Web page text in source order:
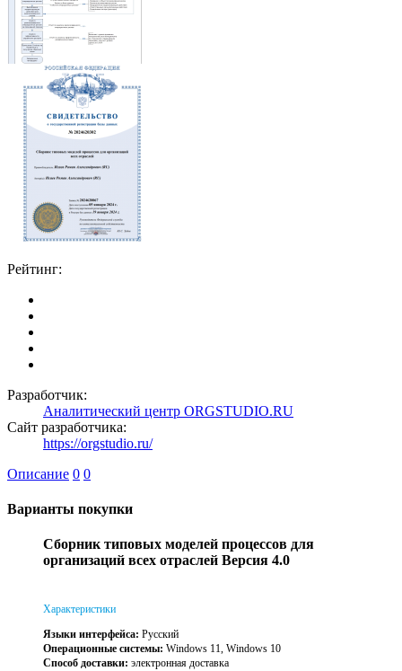
Рейтинг:
Разработчик:
Аналитический центр ORGSTUDIO.RU
Сайт разработчика:
https://orgstudio.ru/
Описание 0 0
Варианты покупки
Сборник типовых моделей процессов для
организаций всех отраслей Версия 4.0
Характеристики
Языки интерфейса: Русский
Операционные системы: Windows 11, Windows 10
Способ доставки: электронная доставка